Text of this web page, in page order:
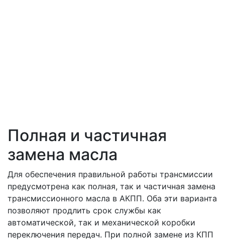
Полная и частичная
замена масла
Для обеспечения правильной работы трансмиссии
предусмотрена как полная, так и частичная замена
трансмиссионного масла в АКПП. Оба эти варианта
позволяют продлить срок службы как
автоматической, так и механической коробки
переключения передач. При полной замене из КПП